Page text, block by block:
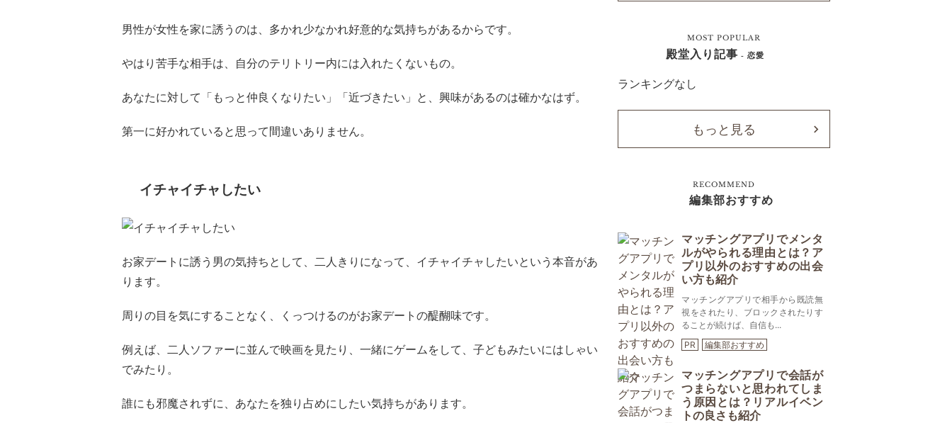
男性が女性を家に誘うのは、多かれ少なかれ好意的な気持ちがあるからです。
やはり苦手な相手は、自分のテリトリー内には入れたくないもの。
あなたに対して「もっと仲良くなりたい」「近づきたい」と、興味があるのは確かなはず。
第一に好かれていると思って間違いありません。
イチャイチャしたい
お家デートに誘う男の気持ちとして、二人きりになって、イチャイチャしたいという本音があ
ります。
周りの目を気にすることなく、くっつけるのがお家デートの醍醐味です。
例えば、二人ソファーに並んで映画を見たり、一緒にゲームをして、子どもみたいにはしゃい
でみたり。
誰にも邪魔されずに、あなたを独り占めにしたい気持ちがあります。
MOST POPULAR
殿堂入り記事 - 恋愛
ランキングなし
もっと見る
RECOMMEND
編集部おすすめ
マッチングアプリでメンタ
ルがやられる理由とは？ア
プリ以外のおすすめの出会
い方も紹介
マッチングアプリで相手から既読無
視をされたり、ブロックされたりす
ることが続けば、自信も...
PR
編集部おすすめ
マッチングアプリで会話が
つまらないと思われてしま
う原因とは？リアルイベン
トの良さも紹介